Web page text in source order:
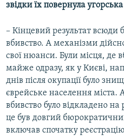
звідки їх повернула
– Кінцевий результат всюди
вбивство. А механізми
свої нюанси. Були місця, де
майже одразу, як у Києві,
днів після окупації було
єврейське населення міста.
вбивство було відкладено на
це був довгий
включав спочатку